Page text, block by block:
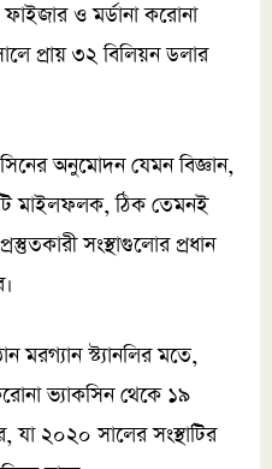
ফাইজার ও মর্ডানা করোনা
প্রায় ৩২ বিলিয়ন ডলার
অনুমোদন যেমন বিজ্ঞান,
মাইলফলক, ঠিক তেমনই
সংস্থাগুলোর প্রধান
মরগ্যান স্ট্যানলির মতে,
ভ্যাকসিন থেকে ১৯
যা ২০২০ সালের সংস্থাটির